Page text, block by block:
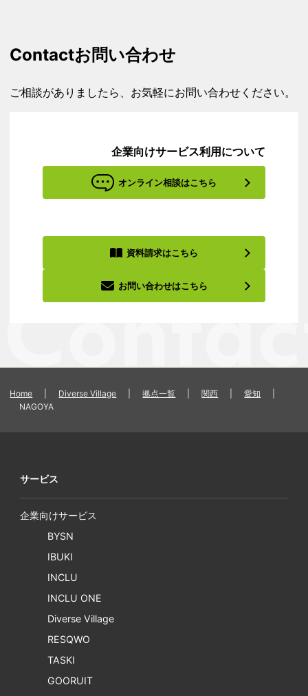
Contactお問い合わせ
ご相談がありましたら、お気軽にお問い合わせください。
企業向けサービス利用について
オンライン相談はこちら
資料請求はこちら
お問い合わせはこちら
Home Diverse Village 拠点一覧 関西 愛知
NAGOYA
サービス
企業向けサービス
BYSN
IBUKI
INCLU
INCLU ONE
Diverse Village
RESQWO
TASKI
GOORUIT